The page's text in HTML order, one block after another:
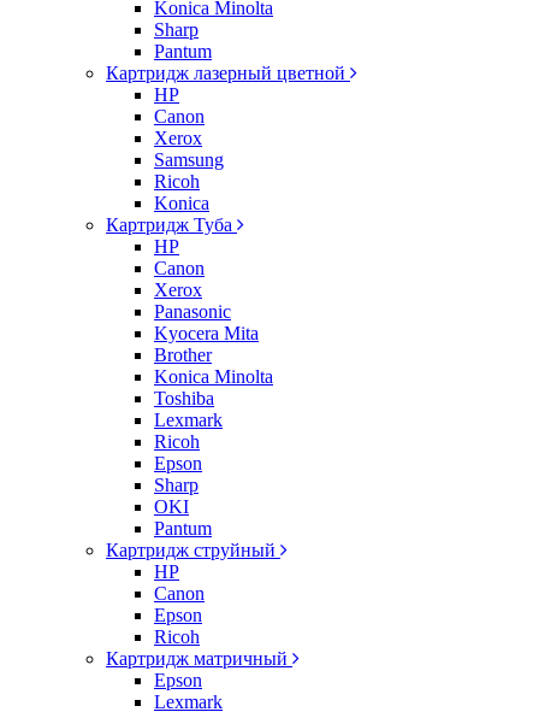
Konica Minolta
Sharp
Pantum
Картридж лазерный цветной
HP
Canon
Xerox
Samsung
Ricoh
Konica
Картридж Туба
HP
Canon
Xerox
Panasonic
Kyocera Mita
Brother
Konica Minolta
Toshiba
Lexmark
Ricoh
Epson
Sharp
OKI
Pantum
Картридж струйный
HP
Canon
Epson
Ricoh
Картридж матричный
Epson
Lexmark